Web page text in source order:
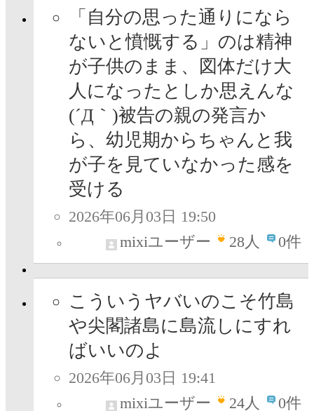
「自分の思った通りになら
ないと憤慨する」のは精神
が子供のまま、図体だけ大
人になったとしか思えんな
(´Д｀)被告の親の発言か
ら、幼児期からちゃんと我
が子を見ていなかった感を
受ける
2026年06月03日 19:50
mixiユーザー
28人 0件
こういうヤバいのこそ竹島
や尖閣諸島に島流しにすれ
ばいいのよ
2026年06月03日 19:41
mixiユーザー
24人 0件